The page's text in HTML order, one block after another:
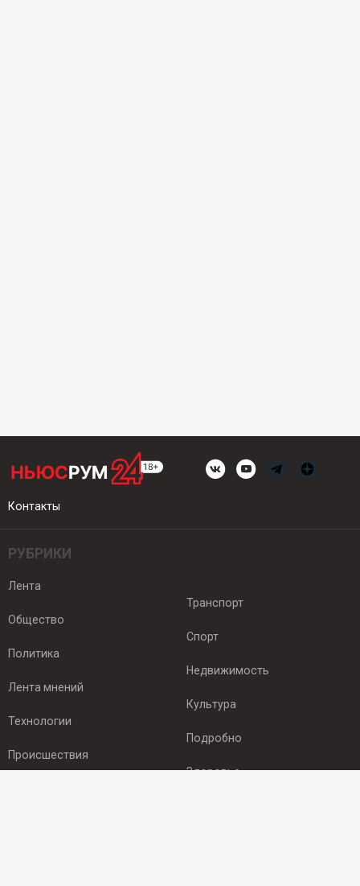
Контакты
РУБРИКИ
Лента
Общество
Политика
Лента мнений
Технологии
Происшествия
Транспорт
Спорт
Недвижимость
Культура
Подробно
Здоровье